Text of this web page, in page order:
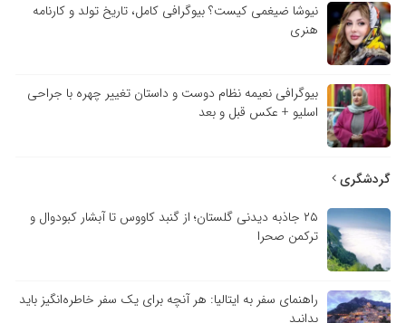
نیوشا ضیغمی کیست؟ بیوگرافی کامل، تاریخ تولد و کارنامه
هنری
بیوگرافی نعیمه نظام دوست و داستان تغییر چهره با جراحی
اسلیو + عکس قبل و بعد
گردشگری
۲۵ جاذبه دیدنی گلستان؛ از گنبد کاووس تا آبشار کبودوال و
ترکمن صحرا
راهنمای سفر به ایتالیا: هر آنچه برای یک سفر خاطره‌انگیز باید
بدانید